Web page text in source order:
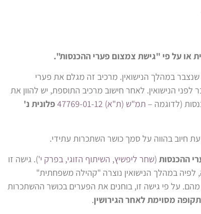
או על פי "גישת צמצום פערי ההכנסות".
במהלך הנישואין. מרכיב זה מגלם את פערי
הנישואין. לאחר חישוב מרכיב התוספת, יש להוון את
(לדוגמה – תמ"ש (ת"א) 47769-01-12
פלונית נ'
חיוב בהווה על סמך כושר השתכרות עתידי.
ההכנסות (שחר ליפשיץ, השיתוף הזוגי, בפרק י'). גישה זו
במהלך הנישואין נוצרה "קהילה משפחתית"
על פי גישה זו, בוחנים את הפערים בכושר ההשתכרות
מסוימת לאחר הגירושין.